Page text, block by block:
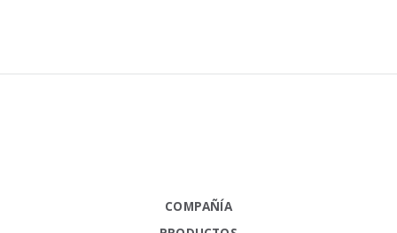
COMPAÑÍA